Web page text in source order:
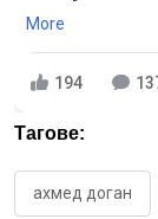
More
194
Тагове:
ахмед доган